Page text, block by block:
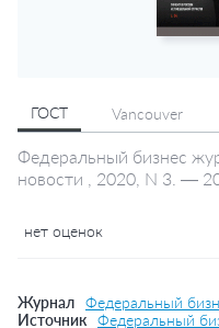
ГОСТ Vancouver
Федеральный бизнес
новости , 2020, N 3. —
нет оценок
Журнал Федеральный
Источник Федеральный